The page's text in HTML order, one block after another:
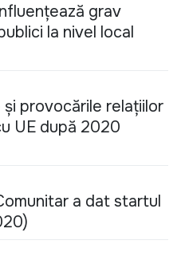
grav
la nivel local
provocările relațiilor
UE după 2020
a dat startul